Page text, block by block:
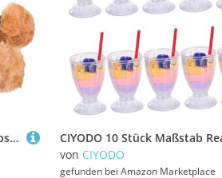
CIYODO Arztbär Zum Schulabschluss Ausgestopfter Plüschbär Mit Krankenschwester-Outfit Bärspielzeug Für Krankenschwesternabsolventen Zur Abschlussfeier Weicher Plüsch Und
von CIYODO
gefunden bei Amazon Marketplace